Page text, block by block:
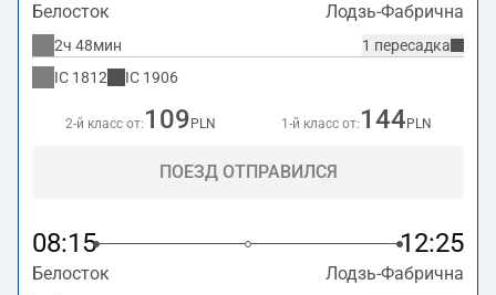
Белосток Лодзь-Фабрична
1 пересадка
2ч 48мин
IC 1812 IC 1906
2-й класс от: 109 PLN 1-й класс от: 144 PLN
ПОЕЗД ОТПРАВИЛСЯ
08:15 12:25
Белосток Лодзь-Фабрична